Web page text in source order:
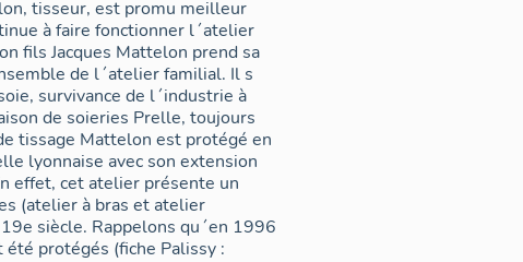
à faire fonctionner l´atelier
fils Jacques Mattelon prend sa
de l´atelier familial. Il s
survivance de l´industrie à
de soieries Prelle, toujours
tissage Mattelon est protégé en
lyonnaise avec son extension
effet, cet atelier présente un
(atelier à bras et atelier
qu´en 1996
protégés (fiche Palissy :